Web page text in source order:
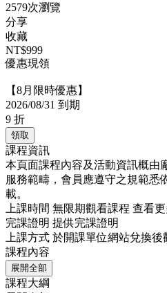
2579次瀏覽
分享
收藏
NT$999
優惠現領
【8月限時優惠】
2026/08/31 到期
9 折
領取
課程資訊
本頁面課程內容及活動資訊概由
服務範疇，會員應遵守之規範悉
載。
上課時間 無限期觀看課程 查看
完課證明 提供完課證明
上課方式 於開課單位網站兌換後
課程內容
展開全部
課程大綱